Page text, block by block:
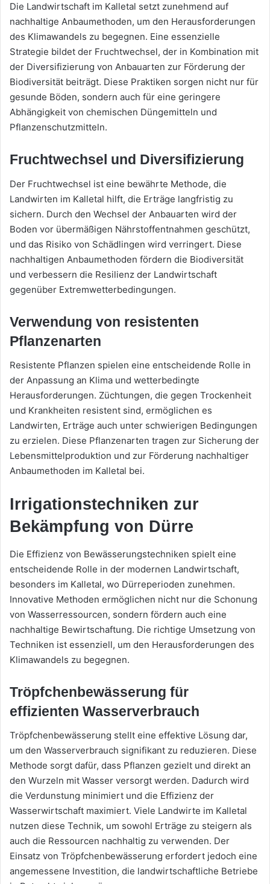
Die Landwirtschaft im Kalletal setzt zunehmend auf
nachhaltige Anbaumethoden, um den Herausforderungen
des Klimawandels zu begegnen. Eine essenzielle
Strategie bildet der Fruchtwechsel, der in Kombination mit
der Diversifizierung von Anbauarten zur Förderung der
Biodiversität beiträgt. Diese Praktiken sorgen nicht nur für
gesunde Böden, sondern auch für eine geringere
Abhängigkeit von chemischen Düngemitteln und
Pflanzenschutzmitteln.
Fruchtwechsel und Diversifizierung
Der Fruchtwechsel ist eine bewährte Methode, die
Landwirten im Kalletal hilft, die Erträge langfristig zu
sichern. Durch den Wechsel der Anbauarten wird der
Boden vor übermäßigen Nährstoffentnahmen geschützt,
und das Risiko von Schädlingen wird verringert. Diese
nachhaltigen Anbaumethoden fördern die Biodiversität
und verbessern die Resilienz der Landwirtschaft
gegenüber Extremwetterbedingungen.
Verwendung von resistenten
Pflanzenarten
Resistente Pflanzen spielen eine entscheidende Rolle in
der Anpassung an Klima und wetterbedingte
Herausforderungen. Züchtungen, die gegen Trockenheit
und Krankheiten resistent sind, ermöglichen es
Landwirten, Erträge auch unter schwierigen Bedingungen
zu erzielen. Diese Pflanzenarten tragen zur Sicherung der
Lebensmittelproduktion und zur Förderung nachhaltiger
Anbaumethoden im Kalletal bei.
Irrigationstechniken zur
Bekämpfung von Dürre
Die Effizienz von Bewässerungstechniken spielt eine
entscheidende Rolle in der modernen Landwirtschaft,
besonders im Kalletal, wo Dürreperioden zunehmen.
Innovative Methoden ermöglichen nicht nur die Schonung
von Wasserressourcen, sondern fördern auch eine
nachhaltige Bewirtschaftung. Die richtige Umsetzung von
Techniken ist essenziell, um den Herausforderungen des
Klimawandels zu begegnen.
Tröpfchenbewässerung für
effizienten Wasserverbrauch
Tröpfchenbewässerung stellt eine effektive Lösung dar,
um den Wasserverbrauch signifikant zu reduzieren. Diese
Methode sorgt dafür, dass Pflanzen gezielt und direkt an
den Wurzeln mit Wasser versorgt werden. Dadurch wird
die Verdunstung minimiert und die Effizienz der
Wasserwirtschaft maximiert. Viele Landwirte im Kalletal
nutzen diese Technik, um sowohl Erträge zu steigern als
auch die Ressourcen nachhaltig zu verwenden. Der
Einsatz von Tröpfchenbewässerung erfordert jedoch eine
angemessene Investition, die landwirtschaftliche Betriebe